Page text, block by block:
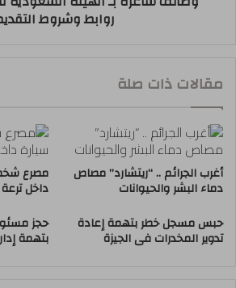
روابط وشروط
مقالات ذات صلة
أغرب الجرائم .. “ريتشارد” مصاص
دماء البشر والحيوانات
مصرع
داخل
حبس مسجل خطر بتهمة إعادة
تدوير المخدرات فى الجيزة
حجز
بتهمة